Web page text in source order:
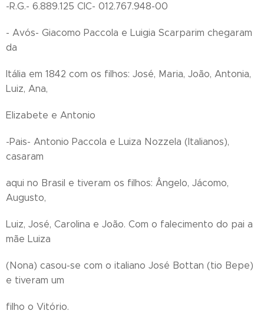
-R.G.- 6.889.125 CIC- 012.767.948-00
- Avós- Giacomo Paccola e Luigia Scarparim chegaram
da
Itália em 1842 com os filhos: José, Maria, João, Antonia,
Luiz, Ana,
Elizabete e Antonio
-Pais- Antonio Paccola e Luiza Nozzela (Italianos),
casaram
aqui no Brasil e tiveram os filhos: Ângelo, Jácomo,
Augusto,
Luiz, José, Carolina e João. Com o falecimento do pai a
mãe Luiza
(Nona) casou-se com o italiano José Bottan (tio Bepe)
e tiveram um
filho o Vitório.